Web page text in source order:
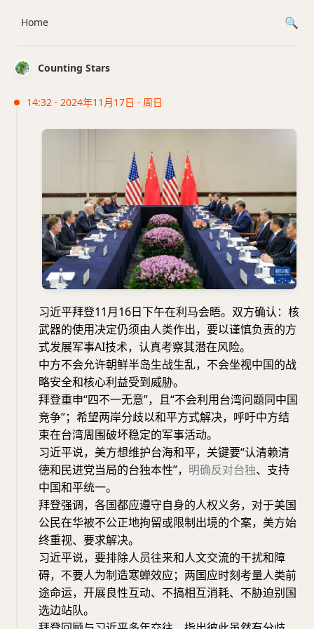
Counting Stars
14:32 · 2024年11月17日 · 周日
习近平拜登11月16日下午在利马会晤。双方确认：核
武器的使用决定仍须由人类作出，要以谨慎负责的方
式发展军事AI技术，认真考察其潜在风险。
中方不会允许朝鲜半岛生战生乱，不会坐视中国的战
略安全和核心利益受到威胁。
拜登重申“四不一无意”，且“不会利用台湾问题同中国
竞争”；希望两岸分歧以和平方式解决，呼吁中方结
束在台湾周围破坏稳定的军事活动。
习近平说，美方想维护台海和平，关键要“认清赖清
德和民进党当局的台独本性”， 明确反对台独、支持
中国和平统一。
拜登强调，各国都应遵守自身的人权义务，对于美国
公民在华被不公正地拘留或限制出境的个案，美方始
终重视、要求解决。
习近平说，要排除人员往来和人文交流的干扰和障
碍，不要人为制造寒蝉效应；两国应时刻考量人类前
途命运，开展良性互动、不搞相互消耗、不胁迫别国
选边站队。
Home